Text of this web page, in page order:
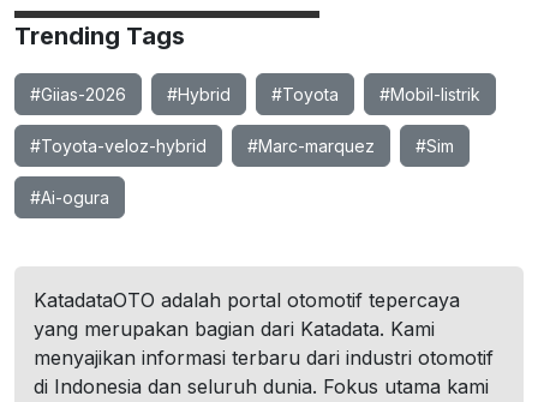
Trending Tags
#Giias-2026 #Hybrid #Toyota #Mobil-listrik
#Toyota-veloz-hybrid #Marc-marquez #Sim
#Ai-ogura
KatadataOTO adalah portal otomotif tepercaya
yang merupakan bagian dari Katadata. Kami
menyajikan informasi terbaru dari industri otomotif
di Indonesia dan seluruh dunia. Fokus utama kami